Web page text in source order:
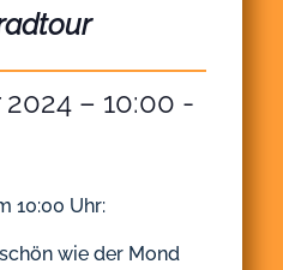
– 10:00 -
10:00 Uhr:
wie der Mond